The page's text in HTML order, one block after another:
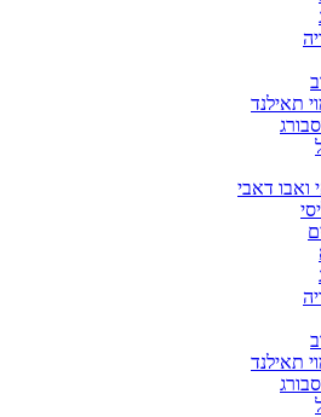
תאילנד
ואבו דאבי
תאילנד